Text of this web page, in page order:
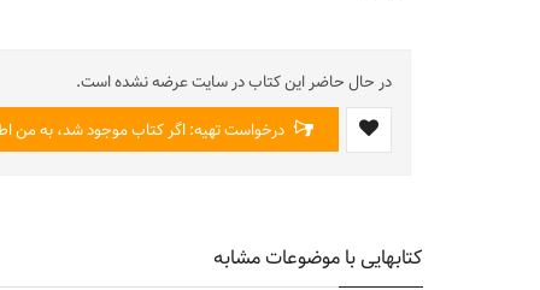
در حال حاضر این کتاب در سایت عرضه نشده است.
درخواست تهیه: اگر کتاب موجود شد، به من
کتابهایی با موضوعات مشابه